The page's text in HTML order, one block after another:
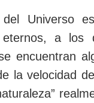
Universo
eternos, a los
encuentran
la velocidad